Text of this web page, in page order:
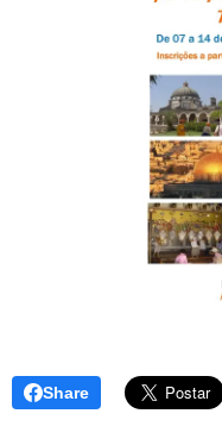
Share